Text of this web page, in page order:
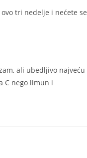
tri nedelje i nećete se
ali ubedljivo najveću
C nego limun i